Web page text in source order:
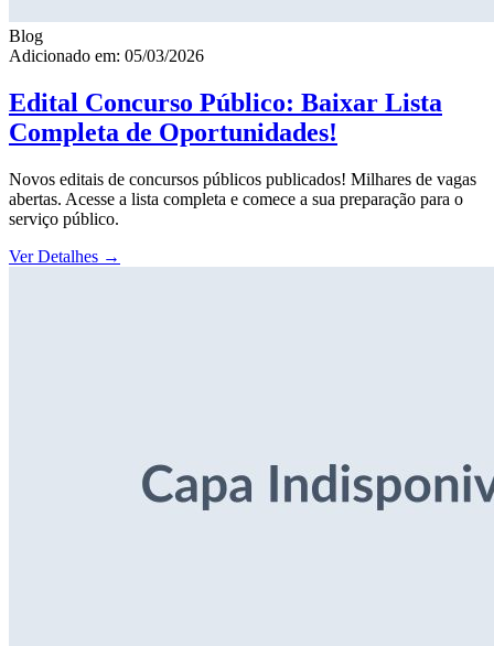
Blog
Adicionado em: 05/03/2026
Edital Concurso Público: Baixar Lista
Completa de Oportunidades!
Novos editais de concursos públicos publicados! Milhares de vagas
abertas. Acesse a lista completa e comece a sua preparação para o
serviço público.
Ver Detalhes →